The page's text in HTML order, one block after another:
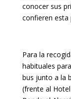
conocer sus
confieren esta
Para la
habituales
bus junto a la
(frente al